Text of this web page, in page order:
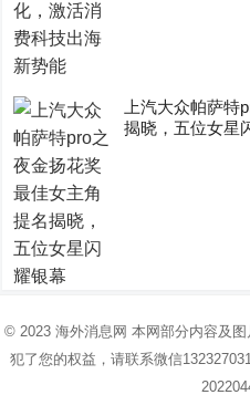
上汽大众帕萨特
揭晓，五位女星
© 2023 海外消息网 本网部分内容及
犯了您的权益，请联系微信